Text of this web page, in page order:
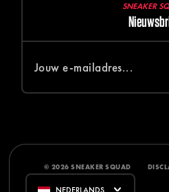
SNEAKER
© 2026 SNEAKER SQUAD